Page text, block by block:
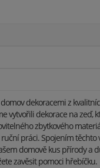
dekoracemi z
vytvořili dekorace na zeď,
zbytkového
práci. Spojením těchto
domově kus přírody a
zavěsit pomoci hřebíčku.